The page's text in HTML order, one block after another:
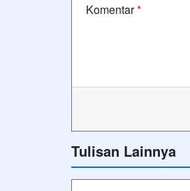
Komentar*
Tulisan Lainnya